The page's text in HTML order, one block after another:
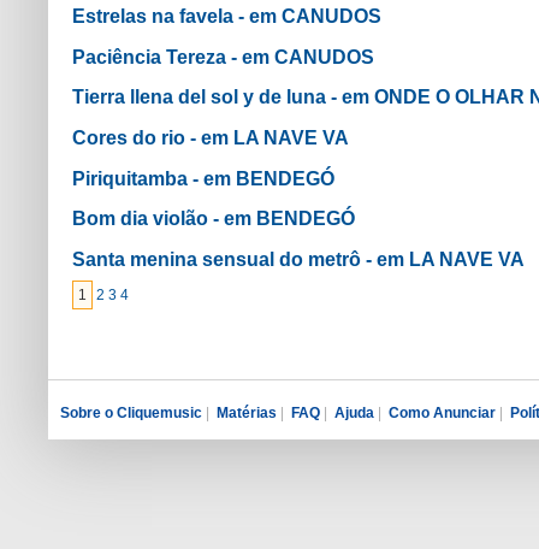
Estrelas na favela - em CANUDOS
Paciência Tereza - em CANUDOS
Tierra llena del sol y de luna - em ONDE O OLHAR
Cores do rio - em LA NAVE VA
Piriquitamba - em BENDEGÓ
Bom dia violão - em BENDEGÓ
Santa menina sensual do metrô - em LA NAVE VA
1 2 3 4
Sobre o Cliquemusic | Matérias | FAQ | Ajuda | Como Anunciar |